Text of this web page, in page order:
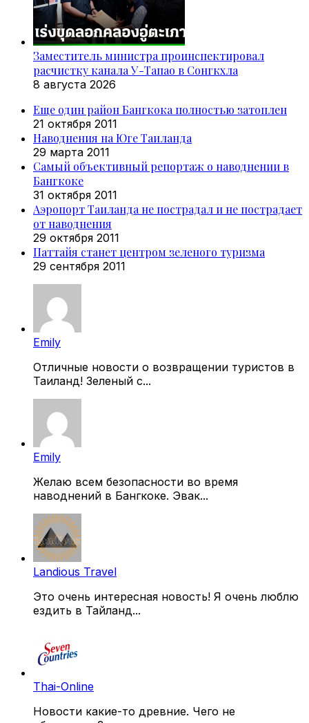
Заместитель министра проинспектировал
расчистку канала У-Тапао в Сонгкхла
8 августа 2026
Еще один район Бангкока полностью затоплен
21 октября 2011
Наводнения на Юге Таиланда
29 марта 2011
Самый объективный репортаж о наводнении в
Бангкоке
31 октября 2011
Аэропорт Таиланда не пострадал и не пострадает
от наводнения
29 октября 2011
Паттайя станет центром зеленого туризма
29 сентября 2011
Emily
Отличные новости о возвращении туристов в
Таиланд! Зеленый с...
Emily
Желаю всем безопасности во время
наводнений в Бангкоке. Эвак...
Landious Travel
Это очень интересная новость! Я очень люблю
ездить в Тайланд...
Thai-Online
Новости какие-то древние. Чего не